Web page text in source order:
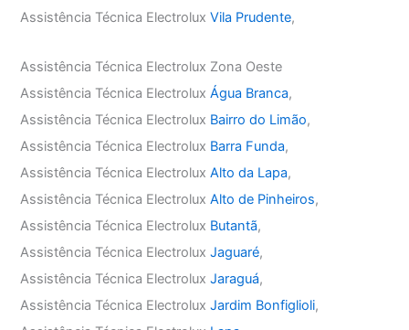
Assistência Técnica ElectroluxVila Prudente,
Assistência Técnica Electrolux Zona Oeste
Assistência Técnica ElectroluxÁgua Branca,
Assistência Técnica Electrolux Bairro do Limão,
Assistência Técnica Electrolux Barra Funda,
Assistência Técnica ElectroluxAlto da Lapa,
Assistência Técnica ElectroluxAlto de Pinheiros,
Assistência Técnica Electrolux Butantã,
Assistência Técnica ElectroluxJaguaré,
Assistência Técnica ElectroluxJaraguá,
Assistência Técnica ElectroluxJardim Bonfiglioli,